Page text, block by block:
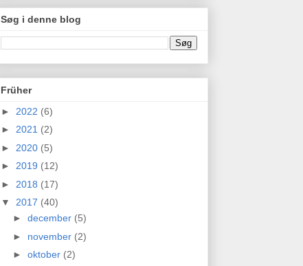
Søg i denne blog
Früher
► 2022 (6)
► 2021 (2)
► 2020 (5)
► 2019 (12)
► 2018 (17)
▼ 2017 (40)
► december (5)
► november (2)
► oktober (2)